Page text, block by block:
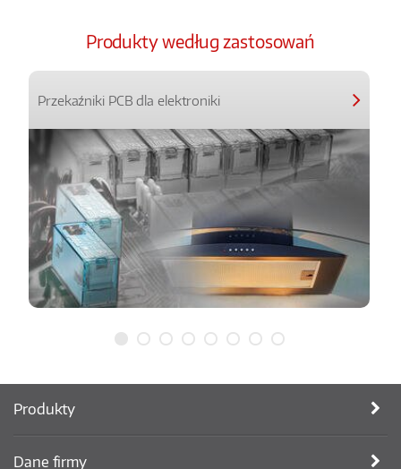
Produkty według zastosowań
Przekaźniki PCB dla elektroniki
Produkty
Dane firmy